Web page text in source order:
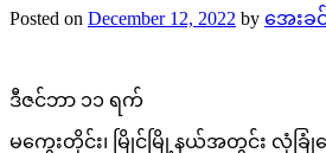
Posted on December 12, 2022 by အေးခ
ဒီဇင်ဘာ ၁၁ ရက်
မကွေးတိုင်း၊ မြိုင်မြို့နယ်အတွင်း လုံခြုံရ